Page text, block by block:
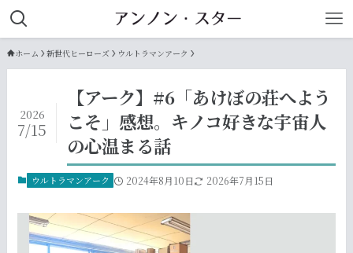
ホーム 新世代ヒーローズ ウルトラマンアーク
【アーク】#6「あけぼの荘へよう
こそ」感想。キノコ好きな宇宙人
の心温まる話
2026
7/15
ウルトラマンアーク 2024年8月10日 2026年7月15日